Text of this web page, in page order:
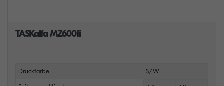
TASKalfa MZ6001i
Druckfarbe S/W